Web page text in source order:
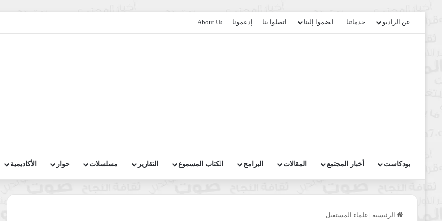
عن الراديو خدماتنا انضموا إلينا اتصلوا بنا إدعمونا About Us
بودكاست أخبار المجتمع المقالات البرامج الكتاب المسموع التقارير مسلسلات حوار الأكاديمية
الرئيسية | علماء المستقبل